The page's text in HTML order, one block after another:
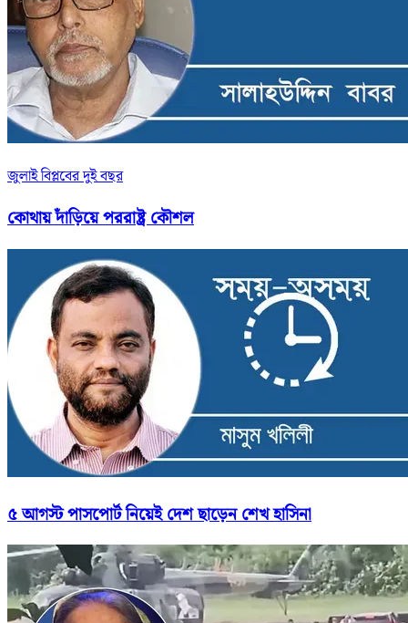
জুলাই বিপ্লবের দুই বছর
কোথায় দাঁড়িয়ে পররাষ্ট্র কৌশল
৫ আগস্ট পাসপোর্ট নিয়েই দেশ ছাড়েন শেখ হাসিনা